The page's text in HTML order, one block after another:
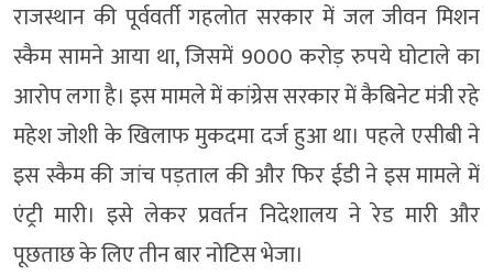
राजस्थान की पूर्ववर्ती गहलोत सरकार में जल जीवन मिशन
स्कैम सामने आया था, जिसमें 9000 करोड़ रुपये घोटाले का
आरोप लगा है। इस मामले में कांग्रेस सरकार में कैबिनेट मंत्री रहे
महेश जोशी के खिलाफ मुकदमा दर्ज हुआ था। पहले एसीबी ने
इस स्कैम की जांच पड़ताल की और फिर ईडी ने इस मामले में
एंट्री मारी। इसे लेकर प्रवर्तन निदेशालय ने रेड मारी और
पूछताछ के लिए तीन बार नोटिस भेजा।